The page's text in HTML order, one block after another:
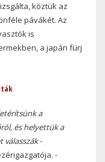
köztük az
pávákét. Az
is
a japán fürj
a
és helyettük a
-
-